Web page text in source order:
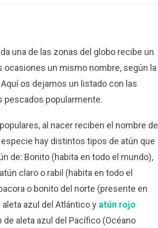
una de las zonas del globo recibe un
ocasiones un mismo nombre, según la
os dejamos un listado con las
pescados popularmente.
al nacer reciben el nombre de
hay distintos tipos de atún que
de: Bonito (habita en todo el mundo),
claro o rabil (habita en todo el
o bonito del norte (presente en
azul del Atlántico y atún rojo
de aleta azul del Pacífico (Océano